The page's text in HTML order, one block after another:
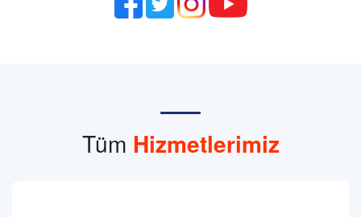
Tüm Hizmetlerimiz